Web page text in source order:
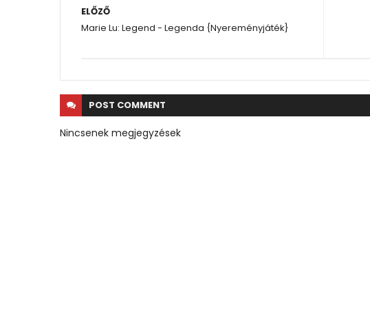
ELŐZŐ
Marie Lu: Legend - Legenda {Nyereményjáték}
POST COMMENT
Nincsenek megjegyzések